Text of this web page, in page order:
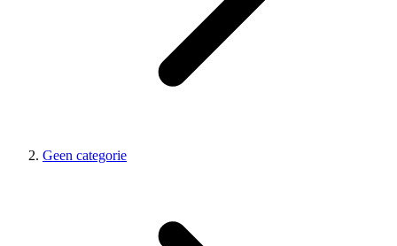
Geen categorie